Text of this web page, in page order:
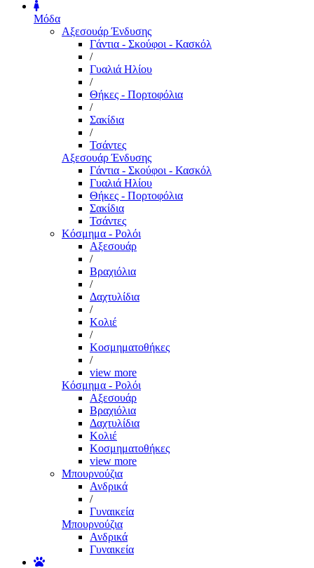
Μόδα
Αξεσουάρ Ένδυσης
Γάντια - Σκούφοι - Κασκόλ
/
Γυαλιά Ηλίου
/
Θήκες - Πορτοφόλια
/
Σακίδια
/
Τσάντες
Αξεσουάρ Ένδυσης
Γάντια - Σκούφοι - Κασκόλ
Γυαλιά Ηλίου
Θήκες - Πορτοφόλια
Σακίδια
Τσάντες
Κόσμημα - Ρολόι
Αξεσουάρ
/
Βραχιόλια
/
Δαχτυλίδια
/
Κολιέ
/
Κοσμηματοθήκες
/
view more
Κόσμημα - Ρολόι
Αξεσουάρ
Βραχιόλια
Δαχτυλίδια
Κολιέ
Κοσμηματοθήκες
view more
Μπουρνούζια
Ανδρικά
/
Γυναικεία
Μπουρνούζια
Ανδρικά
Γυναικεία